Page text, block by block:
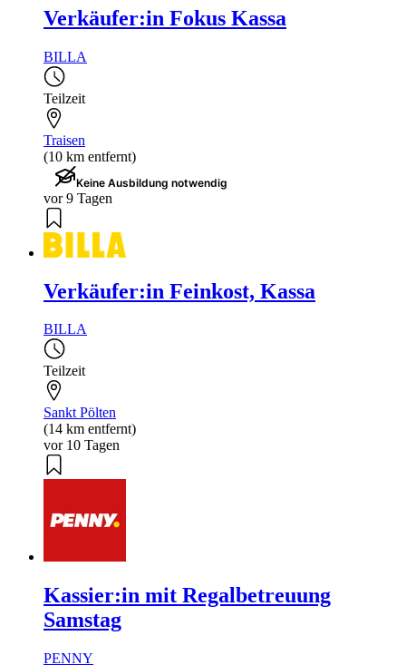
Verkäufer:in Fokus Kassa
BILLA
Teilzeit
Traisen
(10 km entfernt)
Keine Ausbildung notwendig
vor 9 Tagen
Verkäufer:in Feinkost, Kassa
BILLA
Teilzeit
Sankt Pölten
(14 km entfernt)
vor 10 Tagen
Kassier:in mit Regalbetreuung
Samstag
PENNY